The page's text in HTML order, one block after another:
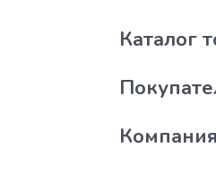
Каталог
Компания